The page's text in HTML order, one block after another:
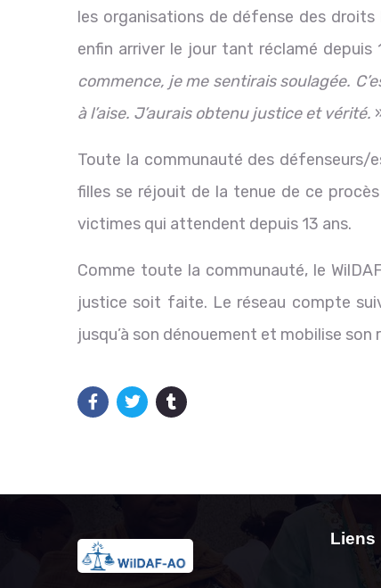
les organisations de défense des
enfin arriver le jour tant réclamé depuis
commence, je me sentirais soulagée.
à l’aise. J’aurais obtenu justice et vérité.
Toute la communauté des
filles se réjouit de la tenue de ce
victimes qui attendent depuis 13 ans.
Comme toute la communauté, le
justice soit faite. Le réseau compte
jusqu’à son dénouement et mobilise
Liens